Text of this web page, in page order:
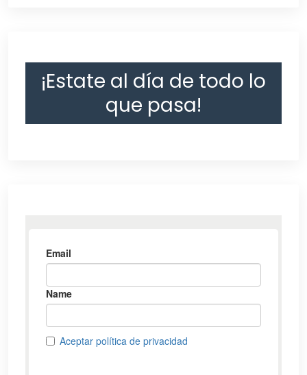
¡Estate al día de todo lo
que pasa!